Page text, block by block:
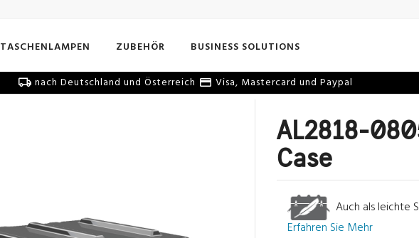
TASCHENLAMPEN ZUBEHÖR BUSINESS SOLUTIONS
nach Deutschland und Österreich Visa, Mastercard und Paypal
AL2818-
Case
Auch als leichte
Erfahren Sie Mehr